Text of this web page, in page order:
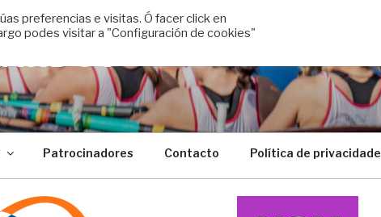
Patrocinadores Contacto Política de privacidade
preferencias e visitas. Ó facer click en
podes visitar a "Configuración de cookies"